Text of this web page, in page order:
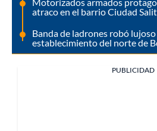
atraco en el barrio Ciudad
Banda de ladrones robó
establecimiento del norte de
PUBLICIDAD